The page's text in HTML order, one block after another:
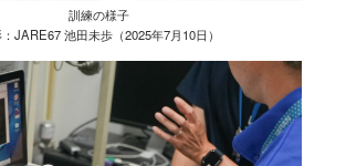
訓練の様子
JARE67 池田未歩（2025年7月10日）